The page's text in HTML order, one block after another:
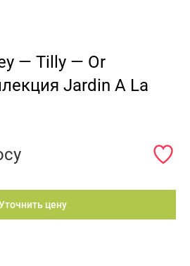
— Tilly — Or
Jardin A La
цену